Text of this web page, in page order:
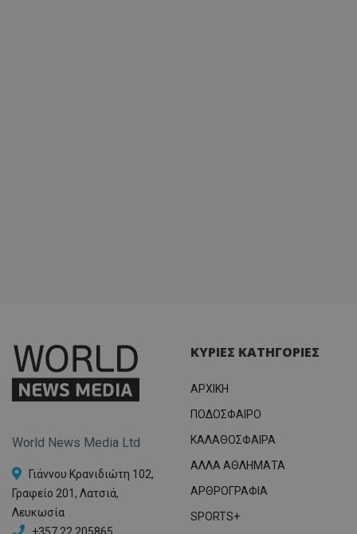
World News Media Ltd
Γιάννου Κρανιδιώτη 102,
Γραφείο 201, Λατσιά,
Λευκωσία
+357 22 205865
ΚΥΡΙΕΣ ΚΑΤΗΓΟΡΙΕΣ
ΑΡΧΙΚΗ
ΠΟΔΟΣΦΑΙΡΟ
ΚΑΛΑΘΟΣΦΑΙΡΑ
ΑΛΛΑ ΑΘΛΗΜΑΤΑ
ΑΡΘΡΟΓΡΑΦΙΑ
SPORTS+